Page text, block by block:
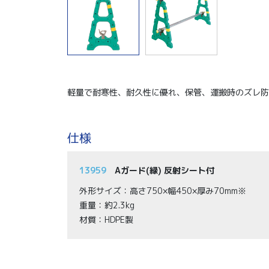
軽量で耐寒性、耐久性に優れ、保管、運搬時のズレ防
仕様
13959
Aガード(緑) 反射シート付
外形サイズ：高さ750×幅450×厚み70mm※
重量：約2.3kg
材質：HDPE製